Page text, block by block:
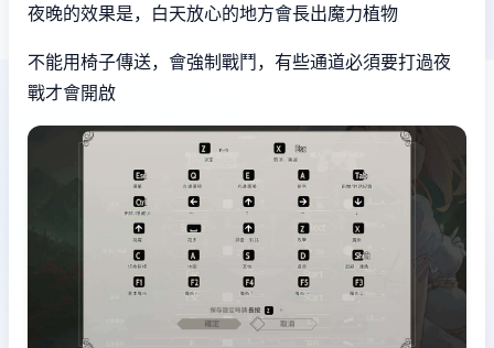
夜晚的效果是，白天放心的地方會長出魔力植物
不能用椅子傳送，會強制戰鬥，有些通道必須要打過夜
戰才會開啟